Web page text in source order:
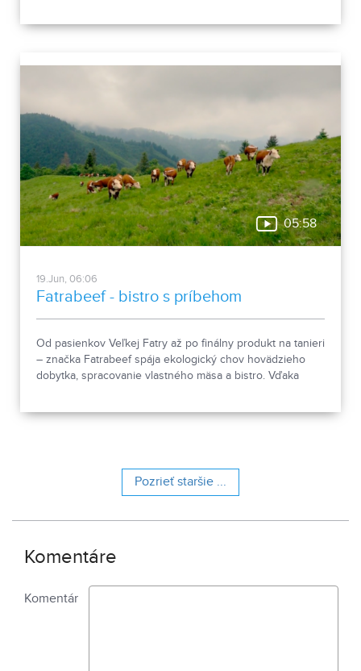
05:58
19.Jun, 06:06
Fatrabeef - bistro s príbehom
Od pasienkov Veľkej Fatry až po finálny produkt na tanieri
– značka Fatrabeef spája ekologický chov hovädzieho
dobytka, spracovanie vlastného mäsa a bistro. Vďaka
Pozrieť staršie ...
Komentáre
Komentár